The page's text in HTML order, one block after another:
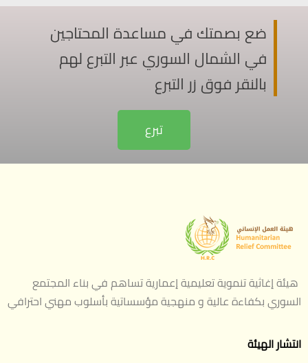
ضع بصمتك في مساعدة المحتاجين
في الشمال السوري عبر التبرع لهم
بالنقر فوق زر التبرع
تبرع
هيئة إغاثية تنموية تعليمية إعمارية تساهم في بناء المجتمع
السوري بكفاءة عالية و منهجية مؤسساتية بأسلوب مهني احترافي
انتشار الهيئة